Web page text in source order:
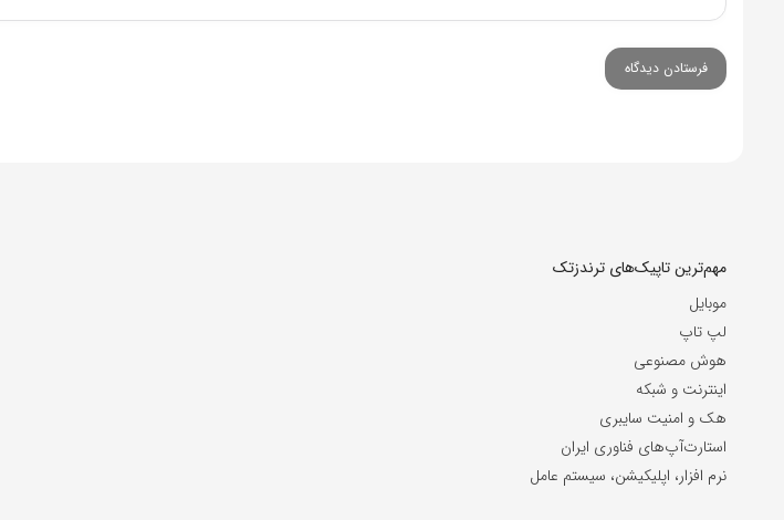
مهم‌ترین تاپیک‌های ترندزتک
موبایل
لپ تاپ
هوش مصنوعی
اینترنت و شبکه
هک و امنیت سایبری
استارت‌آپ‌های فناوری ایران
نرم افزار، اپلیکیشن، سیستم عامل